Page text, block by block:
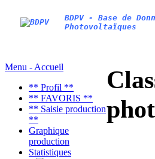
BDPV - Base de
Photovoltaïques
Menu - Accueil
** Profil **
** FAVORIS **
** Saisie production
**
Graphique
production
Statistiques